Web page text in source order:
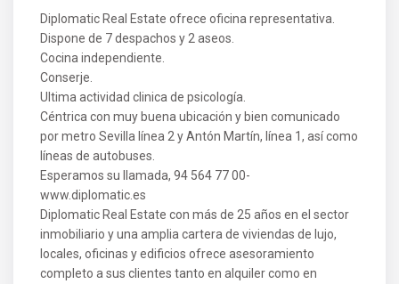
Diplomatic Real Estate ofrece oficina representativa.
Dispone de 7 despachos y 2 aseos.
Cocina independiente.
Conserje.
Ultima actividad clinica de psicología.
Céntrica con muy buena ubicación y bien comunicado
por metro Sevilla línea 2 y Antón Martín, línea 1, así como
líneas de autobuses.
Esperamos su llamada, 94 564 77 00-
www.diplomatic.es
Diplomatic Real Estate con más de 25 años en el sector
inmobiliario y una amplia cartera de viviendas de lujo,
locales, oficinas y edificios ofrece asesoramiento
completo a sus clientes tanto en alquiler como en